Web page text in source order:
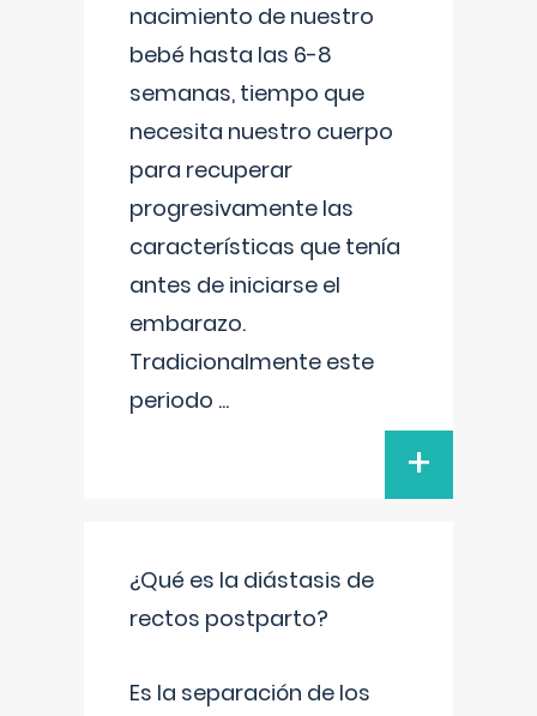
nacimiento de nuestro
bebé hasta las 6-8
semanas, tiempo que
necesita nuestro cuerpo
para recuperar
progresivamente las
características que tenía
antes de iniciarse el
embarazo.
Tradicionalmente este
periodo ...
+
¿Qué es la diástasis de
rectos postparto?
Es la separación de los